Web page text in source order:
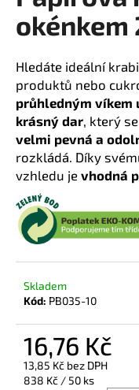
okénkem
Hledáte ideální
produktů nebo
průhledným víkem
krásný dar , který
velmi pevná a
rozkládá. Díky
vzhledu je vhodná
Skladem
Kód: PB035-10
16,76 Kč
13,85 Kč bez DPH
Měrná
838 Kč / 50 ks
a
j
í
t
?
p
o
r
u
u